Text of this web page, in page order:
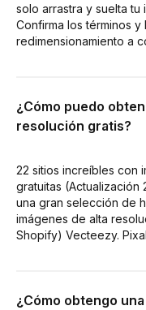
solo arrastra y suelta tu
Confirma los términos
redimensionamiento a
¿Cómo puedo
resolución gratis?
22 sitios increíbles con
gratuitas (Actualización
una gran selección de
imágenes de alta
Shopify) Vecteezy.
¿Cómo obtengo